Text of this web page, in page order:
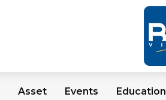
Asset Events Education